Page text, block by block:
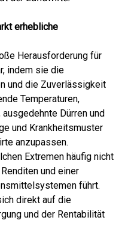
erhebliche
Herausforderung für
indem sie die
und die Zuverlässigkeit
Temperaturen,
Dürren und
und Krankheitsmuster
anzupassen.
Extremen häufig nicht
und einer
führt.
direkt auf die
und der Rentabilität